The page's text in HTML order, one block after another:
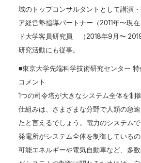
域のトップコンサルタントとして講演
ア経営塾指導パートナー（2011年〜現
ド大学客員研究員 （2018年9月〜
研究活動にも従事。
■東京大学先端科学技術研究センター
コメント
1つの司令塔が大きなシステム全体を制
仕組みは、さまざまな分野で人類の急
たと言えるでしょう。電力のシステム
発電所がシステム全体を制御している
可能エネルギーや電気自動車など、多